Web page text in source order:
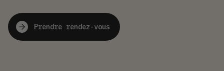
Prendre rendez-vous